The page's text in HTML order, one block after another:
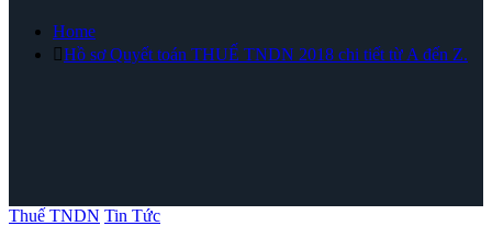
Home
Hồ sơ Quyết toán THUẾ TNDN 2018 chi tiết từ A đến Z.
Thuế TNDN Tin Tức